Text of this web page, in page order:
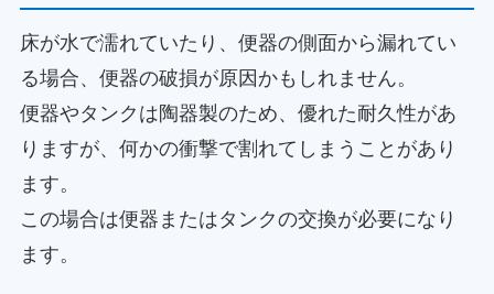
床が水で濡れていたり、便器の側面から漏れてい
る場合、便器の破損が原因かもしれません。
便器やタンクは陶器製のため、優れた耐久性があ
りますが、何かの衝撃で割れてしまうことがあり
ます。
この場合は便器またはタンクの交換が必要になり
ます。